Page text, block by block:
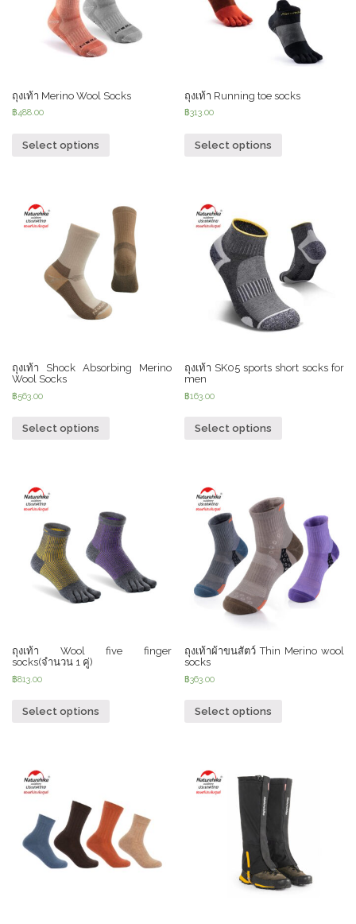
ถุงเท้า Merino Wool Socks
฿488.00
Select options
ถุงเท้า Running toe socks
฿313.00
Select options
ถุงเท้า Shock Absorbing Merino
Wool Socks
฿563.00
Select options
ถุงเท้า SK05 sports short socks for
men
฿163.00
Select options
ถุงเท้า Wool five finger
socks(จำนวน 1 คู่)
฿813.00
Select options
ถุงเท้าผ้าขนสัตว์ Thin Merino wool
socks
฿363.00
Select options